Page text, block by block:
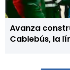
Avanza
Cablebús, la